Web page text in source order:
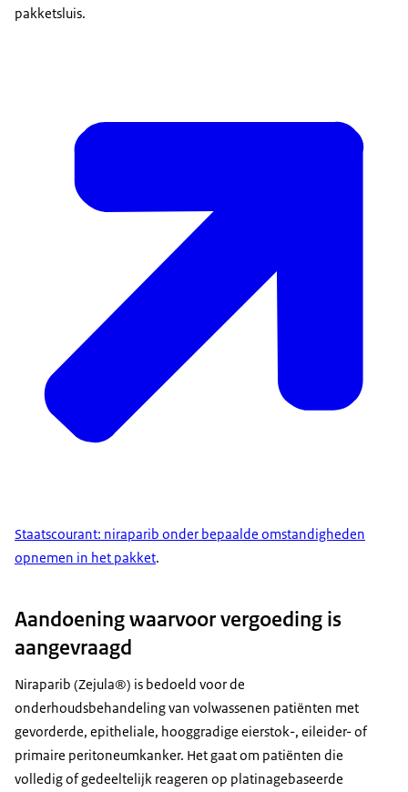
pakketsluis.
Staatscourant: niraparib onder bepaalde omstandigheden
opnemen in het pakket.
Aandoening waarvoor vergoeding is
aangevraagd
Niraparib (Zejula®) is bedoeld voor de
onderhoudsbehandeling van volwassenen patiënten met
gevorderde, epitheliale, hooggradige eierstok-, eileider- of
primaire peritoneumkanker. Het gaat om patiënten die
volledig of gedeeltelijk reageren op platinagebaseerde